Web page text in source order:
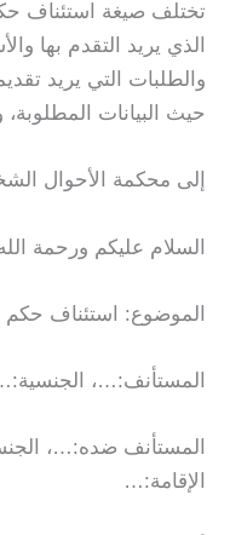
تختلف صيغة استئناف
الذي يريد التقدم بها
والطلبات التي يريد
حيث البيانات
إلى محكمة الأحوال
السلام عليكم ورحمة
الموضوع: استئناف حكم
المستأنف:…،
المستأنف ضده:…،
الإقامة:…